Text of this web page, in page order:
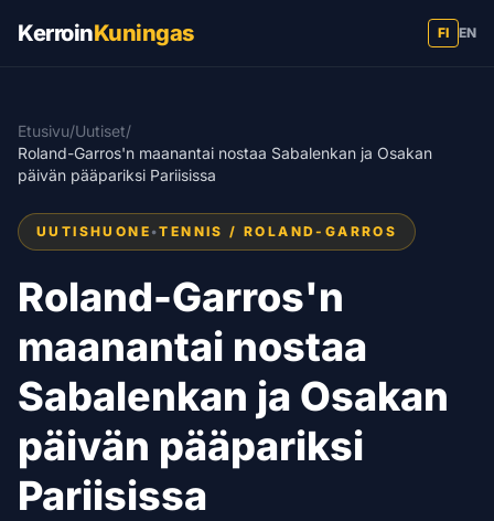
KerroinKuningas FI EN
Etusivu/Uutiset/
Roland-Garros'n maanantai nostaa Sabalenkan ja Osakan
päivän pääpariksi Pariisissa
UUTISHUONE •TENNIS / ROLAND-GARROS
Roland-Garros'n
maanantai nostaa
Sabalenkan ja Osakan
päivän pääpariksi
Pariisissa